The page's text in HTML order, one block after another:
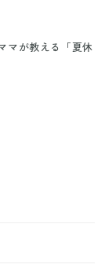
マが教える「夏休